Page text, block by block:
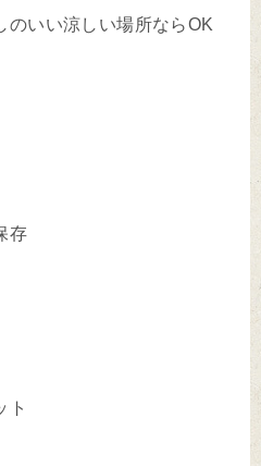
のいい涼しい場所ならOK
存
ト